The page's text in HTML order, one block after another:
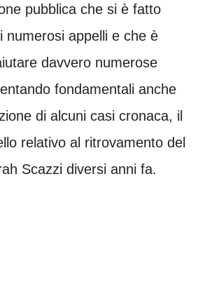
pubblica che si è fatto
numerosi appelli e che è
davvero numerose
fondamentali anche
di alcuni casi cronaca, il
relativo al ritrovamento del
Scazzi diversi anni fa.